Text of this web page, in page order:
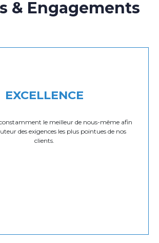
& Engagements
EXCELLENCE
le meilleur de nous-même afin
des exigences les plus pointues de nos
clients.